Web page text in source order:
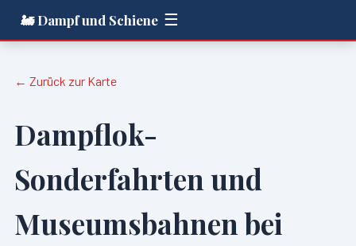
🚂 Dampf und Schiene ☰
← Zurück zur Karte
Dampflok-
Sonderfahrten und
Museumsbahnen bei